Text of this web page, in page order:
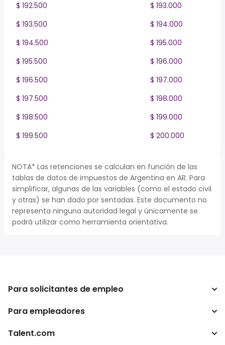
$ 192.500
$ 193.000
$ 193.500
$ 194.000
$ 194.500
$ 195.000
$ 195.500
$ 196.000
$ 196.500
$ 197.000
$ 197.500
$ 198.000
$ 198.500
$ 199.000
$ 199.500
$ 200.000
NOTA* Las retenciones se calculan en función de las
tablas de datos de impuestos de Argentina en AR. Para
simplificar, algunas de las variables (como el estado civil
y otras) se han dado por sentadas. Este documento no
representa ninguna autoridad legal y únicamente se
podrá utilizar como herramienta orientativa.
Para solicitantes de empleo
Buscador de trabajo
Para empleadores
Empresa
Talent.com